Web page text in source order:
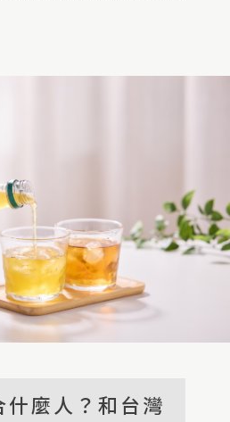
什麼人？和台灣